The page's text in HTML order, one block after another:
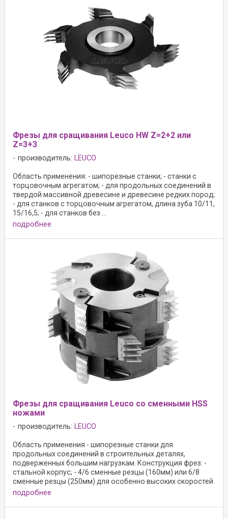
Фрезы для сращивания Leuco HW Z=2+2 или
Z=3+3
производитель: LEUCO
Область применения: - шипорезные станки; - станки с
торцовочным агрегатом; - для продольных соединений в
твердой массивной древесине и древесине редких пород;
- для станков с торцовочным агрегатом, длина зуба 10/11,
15/16,5; - для станков без ...
подробнее
Фрезы для сращивания Leuco со сменными HSS
ножами
производитель: LEUCO
Область применения - шипорезные станки для
продольных соединений в строительных деталях,
подверженных большим нагрузкам. Конструкция фрез: -
стальной корпус; - 4/6 сменные резцы (160мм) или 6/8
сменные резцы (250мм) для особенно высоких скоростей
...
подробнее